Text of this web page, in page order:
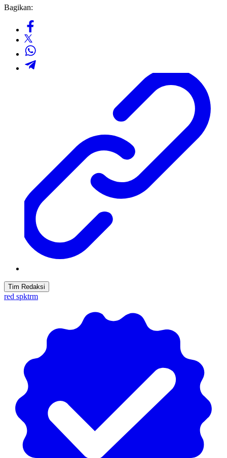
Bagikan:
Tim Redaksi
red spktrm